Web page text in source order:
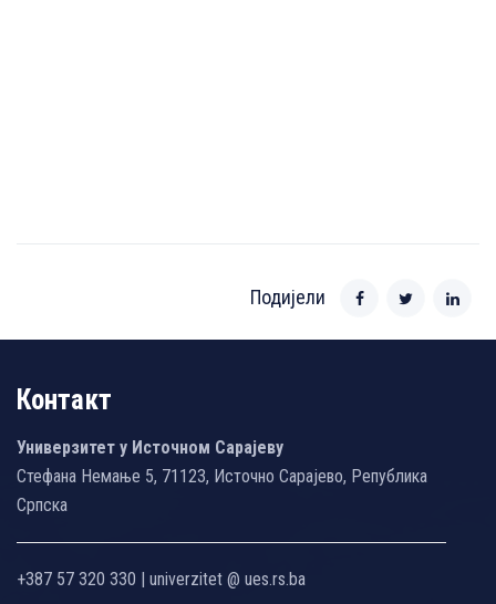
Подијели
Контакт
Универзитет у Источном Сарајеву
Стефана Немање 5, 71123, Источно Сарајево, Република
Српска
+387 57 320 330 | univerzitet @ ues.rs.ba